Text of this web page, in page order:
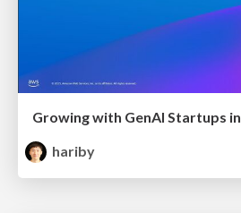
Growing with GenAI Startups
hariby